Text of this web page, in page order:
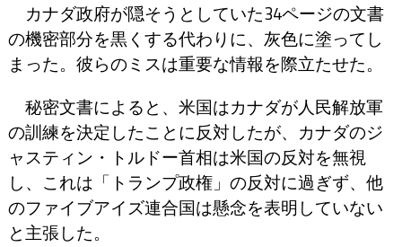
カナダ政府が隠そうとしていた34ページの文書
の機密部分を黒くする代わりに、灰色に塗ってし
まった。彼らのミスは重要な情報を際立たせた。
秘密文書によると、米国はカナダが人民解放軍
の訓練を決定したことに反対したが、カナダのジ
ャスティン・トルドー首相は米国の反対を無視
し、これは「トランプ政権」の反対に過ぎず、他
のファイブアイズ連合国は懸念を表明していない
と主張した。